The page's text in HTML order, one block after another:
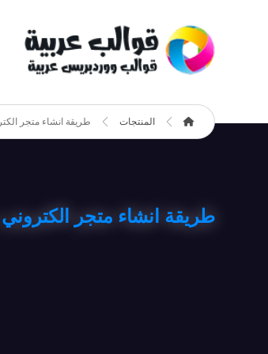
المنتجات طريقة انشاء متجر
طريقة انشاء متجر